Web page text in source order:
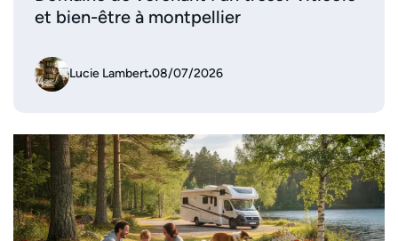
et bien-être à montpellier
Lucie Lambert.08/07/2026